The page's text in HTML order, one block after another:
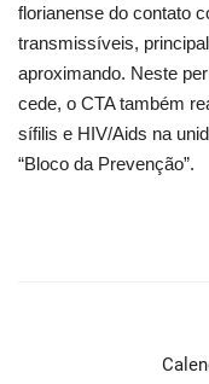
florianense do contato
transmissíveis,
aproximando. Neste
cede, o CTA também
sífilis e HIV/Aids na
“Bloco da Prevenção”.